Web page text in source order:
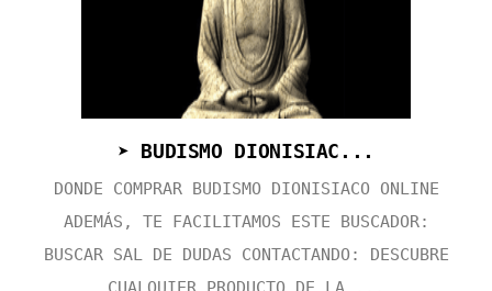
➤ BUDISMO DIONISIAC...
DONDE COMPRAR BUDISMO DIONISIACO ONLINE
ADEMÁS, TE FACILITAMOS ESTE BUSCADOR:
BUSCAR SAL DE DUDAS CONTACTANDO: DESCUBRE